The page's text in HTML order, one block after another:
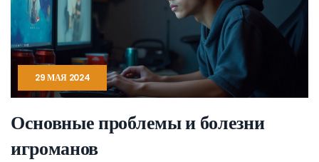
29 МАЯ 2024
Основные проблемы и болезни
игроманов